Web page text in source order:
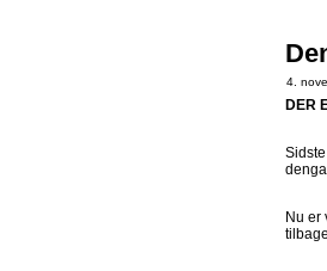
4.
DER
Nu er